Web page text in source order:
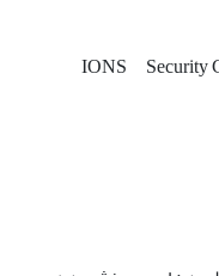
IONS Security